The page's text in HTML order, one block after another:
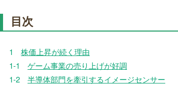
目次
1 株価上昇が続く理由
1-1 ゲーム事業の売り上げが好調
1-2 半導体部門を牽引するイメージセンサー